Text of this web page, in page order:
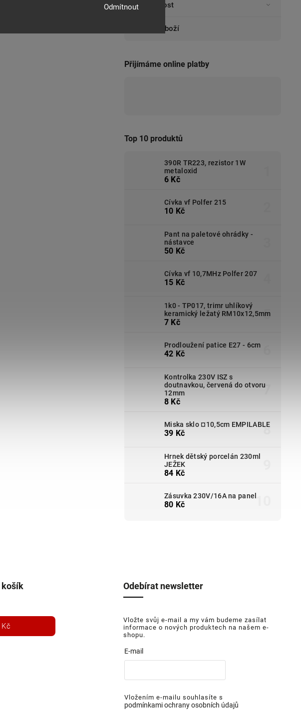
OdmítnoutDomácnost
Ostatní zboží
Přijímáme online platby
Top 10 produktů
390R TR223, rezistor 1W
metaloxid
6 Kč
Cívka vf Polfer 215
10 Kč
Pant na paletové ohrádky -
nástavce
50 Kč
Cívka vf 10,7MHz Polfer 207
15 Kč
1k0 - TP017, trimr uhlíkový
keramický ležatý RM10x12,5mm
7 Kč
Prodloužení patice E27 - 6cm
42 Kč
Kontrolka 230V ISZ s
doutnavkou, červená do otvoru
12mm
8 Kč
Miska sklo ¤10,5cm EMPILABLE
39 Kč
Hrnek dětský porcelán 230ml
JEŽEK
84 Kč
Zásuvka 230V/16A na panel
80 Kč
košík Odebírat newsletter
Vložte svůj e-mail a my vám budeme zasílat
informace o nových produktech na našem e-
shopu.
E-mail
Vložením e-mailu souhlasíte s
podmínkami ochrany osobních údajů